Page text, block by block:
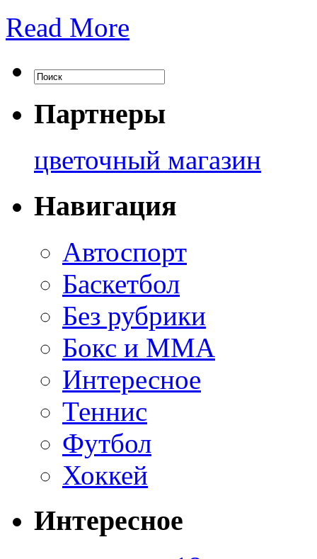
Read More
Партнеры
цветочный магазин
Навигация
Автоспорт
Баскетбол
Без рубрики
Бокс и ММА
Интересное
Теннис
Футбол
Хоккей
Интересное